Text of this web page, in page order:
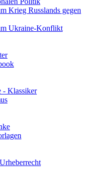
Krieg Russlands gegen
Ukraine-Konflikt
- Klassiker